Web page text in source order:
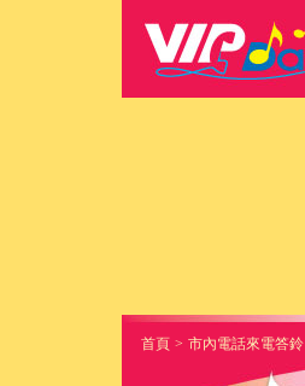
首頁 > 市內電話來電答鈴